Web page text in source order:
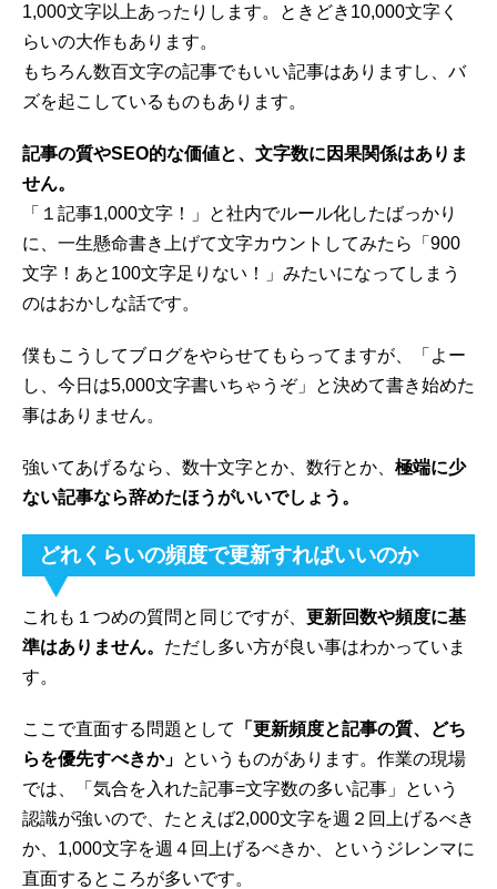
1,000文字以上あったりします。ときどき10,000文字く
らいの大作もあります。
もちろん数百文字の記事でもいい記事はありますし、バ
ズを起こしているものもあります。
記事の質やSEO的な価値と、文字数に因果関係はありま
せん。
「１記事1,000文字！」と社内でルール化したばっかり
に、一生懸命書き上げて文字カウントしてみたら「900
文字！あと100文字足りない！」みたいになってしまう
のはおかしな話です。
僕もこうしてブログをやらせてもらってますが、「よー
し、今日は5,000文字書いちゃうぞ」と決めて書き始めた
事はありません。
強いてあげるなら、数十文字とか、数行とか、 極端に少
ない記事なら辞めたほうがいいでしょう。
どれくらいの頻度で更新すればいいのか
これも１つめの質問と同じですが、 更新回数や頻度に基
準はありません。 ただし多い方が良い事はわかっていま
す。
ここで直面する問題として
「更新頻度と記事の質、どち
らを優先すべきか」 というものがあります。作業の現場
では、「気合を入れた記事=文字数の多い記事」という
認識が強いので、たとえば2,000文字を週２回上げるべき
か、1,000文字を週４回上げるべきか、というジレンマに
直面するところが多いです。